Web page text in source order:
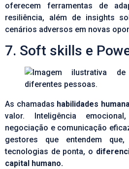
oferecem ferramentas de
resiliência, além de insights
cenários adversos em novas
7. Soft skills e
As chamadas habilidades
valor. Inteligência
negociação e comunicação
gestores que entendem
tecnologias de ponta, o
capital humano.